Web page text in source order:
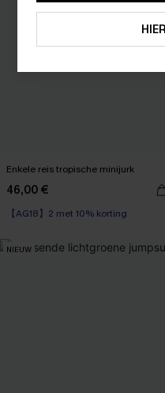
Enkele reis tropische minijurk
46,00 €
【AG18】2 met 10% korting
NIEUW